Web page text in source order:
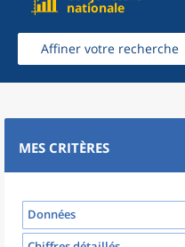
nationale
Affiner votre recherche
MES CRITÈRES
Données